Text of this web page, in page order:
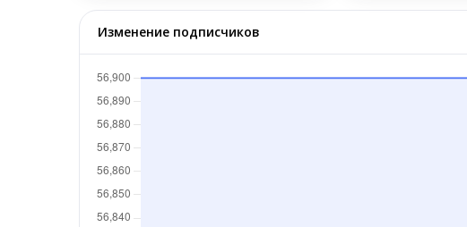
Изменение подписчиков